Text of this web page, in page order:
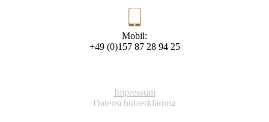
Mobil:
+49 (0)157 87 28 94 25
Impressum
Datenschutzerklärung